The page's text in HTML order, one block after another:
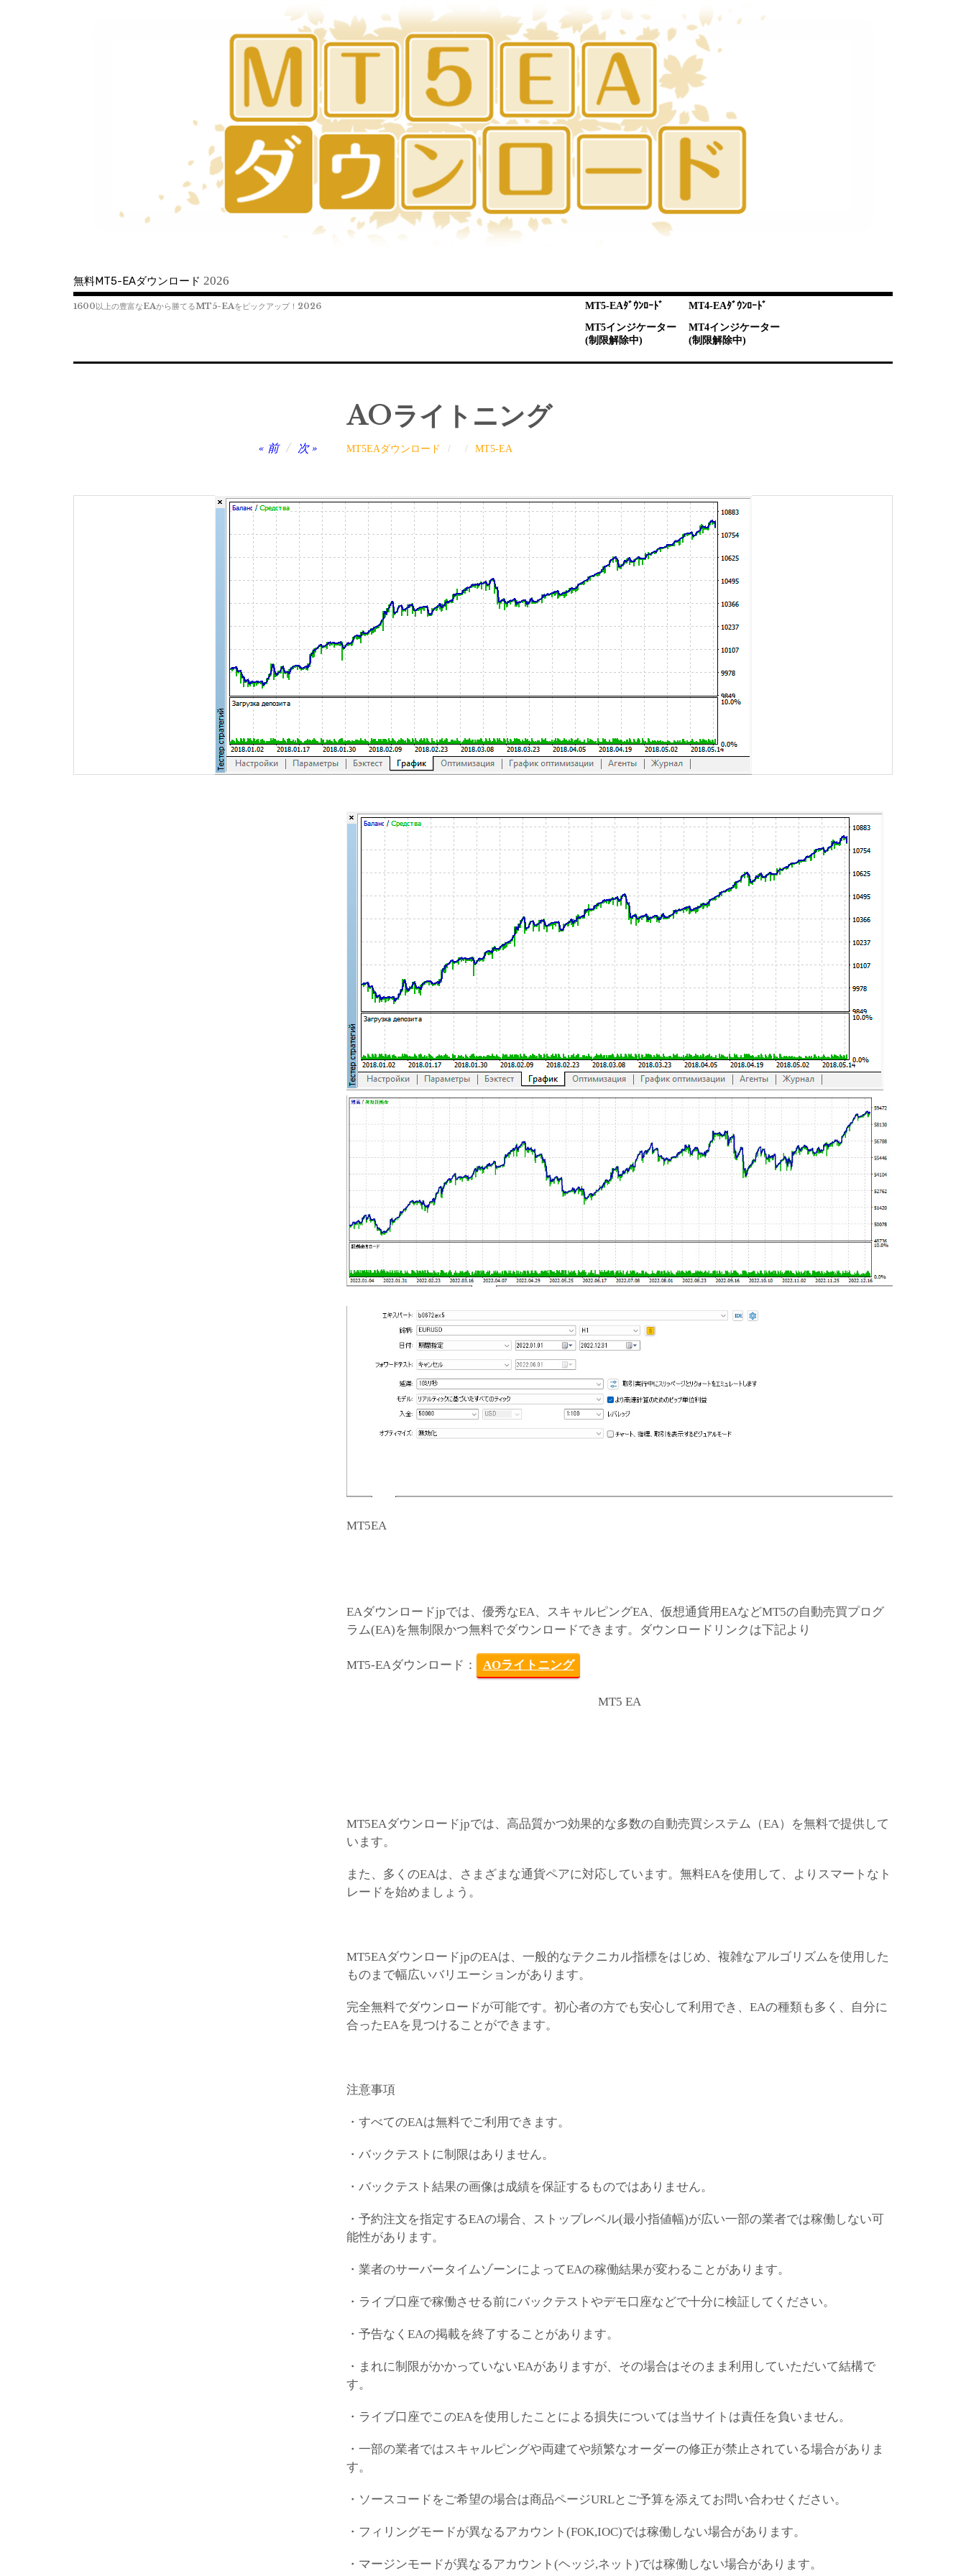
無料MT5-EAダウンロード 2026
1600以上の豊富なEAから勝てるMT5-EAをピックアップ！2026
MT5-EAﾀﾞｳﾝﾛｰﾄﾞ
MT5インジケーター
(制限解除中)
MT4-EAﾀﾞｳﾝﾛｰﾄﾞ
MT4インジケーター
(制限解除中)
AOライトニング
MT5EAダウンロード MT5-EA
ナ
前 次
MT5EA
EAダウンロードjpでは、優秀なEA、スキャルピングEA、仮想通貨用EAなどMT5の自動売買プログ
ラム(EA)を無制限かつ無料でダウンロードできます。ダウンロードリンクは下記より
MT5-EAダウンロード： AOライトニング
MT5 EA
MT5EAダウンロードjpでは、高品質かつ効果的な多数の自動売買システム（EA）を無料で提供して
います。
また、多くのEAは、さまざまな通貨ペアに対応しています。無料EAを使用して、よりスマートなト
レードを始めましょう。
MT5EAダウンロードjpのEAは、一般的なテクニカル指標をはじめ、複雑なアルゴリズムを使用した
ものまで幅広いバリエーションがあります。
完全無料でダウンロードが可能です。初心者の方でも安心して利用でき、EAの種類も多く、自分に
合ったEAを見つけることができます。
注意事項
・すべてのEAは無料でご利用できます。
・バックテストに制限はありません。
・バックテスト結果の画像は成績を保証するものではありません。
・予約注文を指定するEAの場合、ストップレベル(最小指値幅)が広い一部の業者では稼働しない可
能性があります。
・業者のサーバータイムゾーンによってEAの稼働結果が変わることがあります。
・ライブ口座で稼働させる前にバックテストやデモ口座などで十分に検証してください。
・予告なくEAの掲載を終了することがあります。
・まれに制限がかかっていないEAがありますが、その場合はそのまま利用していただいて結構で
す。
・ライブ口座でこのEAを使用したことによる損失については当サイトは責任を負いません。
・一部の業者ではスキャルピングや両建てや頻繁なオーダーの修正が禁止されている場合がありま
す。
・ソースコードをご希望の場合は商品ページURLとご予算を添えてお問い合わせください。
・フィリングモードが異なるアカウント(FOK,IOC)では稼働しない場合があります。
・マージンモードが異なるアカウント(ヘッジ,ネット)では稼働しない場合があります。